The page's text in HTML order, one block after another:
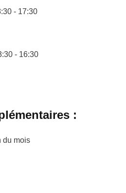
- 17:30
- 16:30
:
du mois